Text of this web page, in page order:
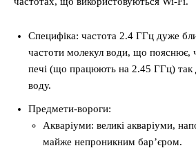
Специфіка: частота 2.4 ГГц дуже
частоти молекул води, що пояснює,
печі (що працюють на 2.45 ГГц) так
воду.
Предмети-вороги:
Акваріуми: великі акваріуми,
майже непроникним бар’єром.